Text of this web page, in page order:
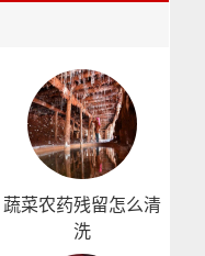
蔬菜农药残留怎么清
洗